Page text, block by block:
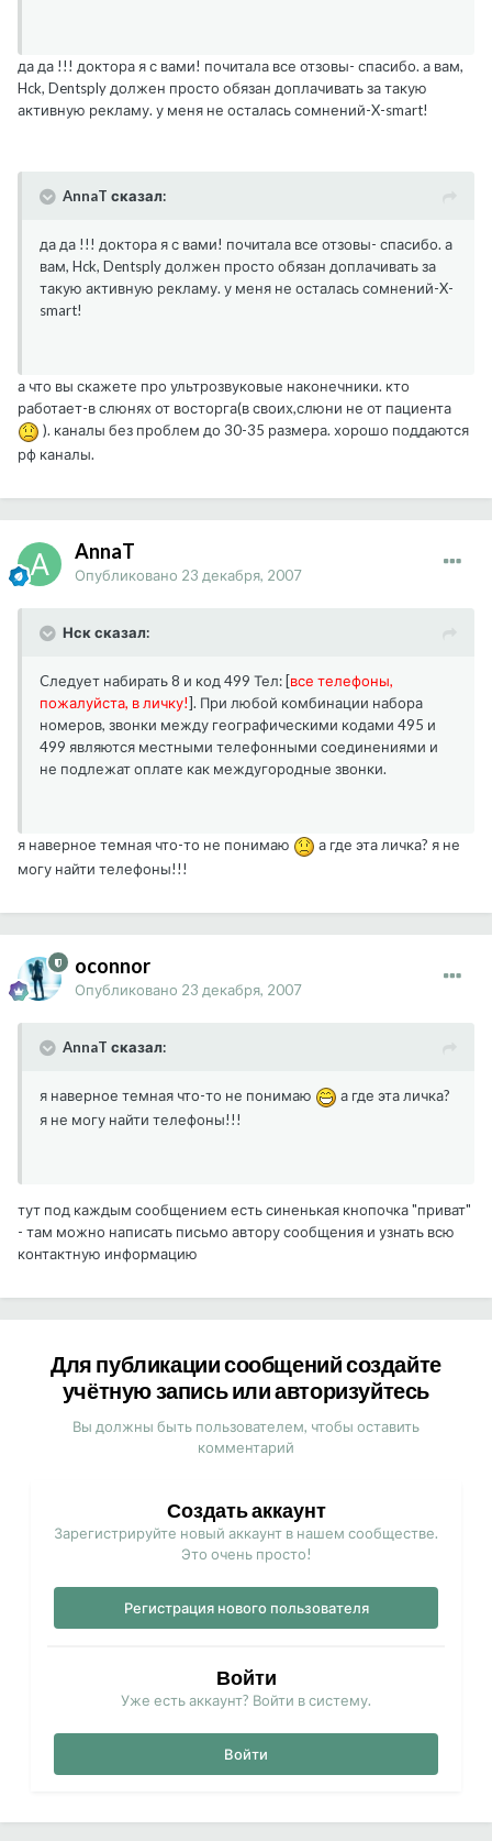
да да !!! доктора я с вами! почитала все отзовы- спасибо. а вам,
Hck, Dentsply должен просто обязан доплачивать за такую
активную рекламу. у меня не осталась сомнений-X-smart!
AnnaT сказал:
да да !!! доктора я с вами! почитала все отзовы- спасибо. а
вам, Hck, Dentsply должен просто обязан доплачивать за
такую активную рекламу. у меня не осталась сомнений-X-
smart!
а что вы скажете про ультрозвуковые наконечники. кто
работает-в слюнях от восторга(в своих,слюни не от пациента
). каналы без проблем до 30-35 размера. хорошо поддаются
рф каналы.
AnnaT
Опубликовано 23 декабря, 2007
Нск сказал:
Cледует набирать 8 и код 499 Тел: [все телефоны,
пожалуйста, в личку!]. При любой комбинации набора
номеров, звонки между географическими кодами 495 и
499 являются местными телефонными соединениями и
не подлежат оплате как междугородные звонки.
я наверное темная что-то не понимаю
а где эта личка? я не
могу найти телефоны!!!
oconnor
Опубликовано 23 декабря, 2007
AnnaT сказал:
я наверное темная что-то не понимаю
а где эта личка?
я не могу найти телефоны!!!
тут под каждым сообщением есть синенькая кнопочка "приват"
- там можно написать письмо автору сообщения и узнать всю
контактную информацию
Для публикации сообщений создайте
учётную запись или авторизуйтесь
Вы должны быть пользователем, чтобы оставить
комментарий
Создать аккаунт
Зарегистрируйте новый аккаунт в нашем сообществе.
Это очень просто!
Регистрация нового пользователя
Войти
Уже есть аккаунт? Войти в систему.
Войти